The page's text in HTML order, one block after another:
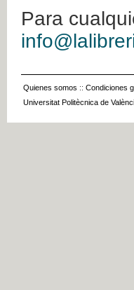
Para
Quienes somos :: Condiciones
Universitat Politècnica de